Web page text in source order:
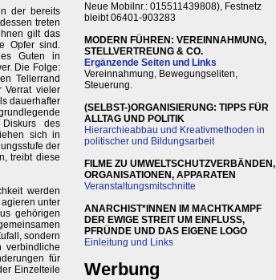
der bereits
treten
gilt das
Opfer sind.
Guten in
Die Folge:
Tellerrand
Verrat vieler
dauerhafter
des
sich in
der
treibt diese
werden
unter
gehörigen
sondern
verbindliche
für
Einzelteile
Neue Mobilnr.: 015511439808), Festnetz
bleibt 06401-903283
MODERN FÜHREN: VEREINNAHMUNG,
STELLVERTREUNG & CO.
Ergänzende Seiten und Links
Vereinnahmung, Bewegungseliten,
Steuerung.
(SELBST-)ORGANISIERUNG: TIPPS FÜR
ALLTAG UND POLITIK
Hierarchieabbau und Kreativmethoden in
politischer und Bildungsarbeit
FILME ZU UMWELTSCHUTZVERBÄNDEN,
ORGANISATIONEN, APPARATEN
Veranstaltungsmitschnitte
ANARCHIST*INNEN IM MACHTKAMPF
DER EWIGE STREIT UM EINFLUSS,
PFRÜNDE UND DAS EIGENE LOGO
Einleitung und Links
Werbung